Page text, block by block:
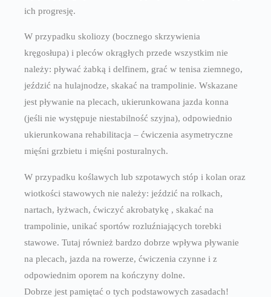
ich progresję.
W przypadku skoliozy (bocznego skrzywienia
kręgosłupa) i pleców okrągłych przede wszystkim nie
należy: pływać żabką i delfinem, grać w tenisa ziemnego,
jeździć na hulajnodze, skakać na trampolinie. Wskazane
jest pływanie na plecach, ukierunkowana jazda konna
(jeśli nie występuje niestabilność szyjna), odpowiednio
ukierunkowana rehabilitacja – ćwiczenia asymetryczne
mięśni grzbietu i mięśni posturalnych.
W przypadku koślawych lub szpotawych stóp i kolan oraz
wiotkości stawowych nie należy: jeździć na rolkach,
nartach, łyżwach, ćwiczyć akrobatykę , skakać na
trampolinie, unikać sportów rozluźniających torebki
stawowe. Tutaj również bardzo dobrze wpływa pływanie
na plecach, jazda na rowerze, ćwiczenia czynne i z
odpowiednim oporem na kończyny dolne.
Dobrze jest pamiętać o tych podstawowych zasadach!